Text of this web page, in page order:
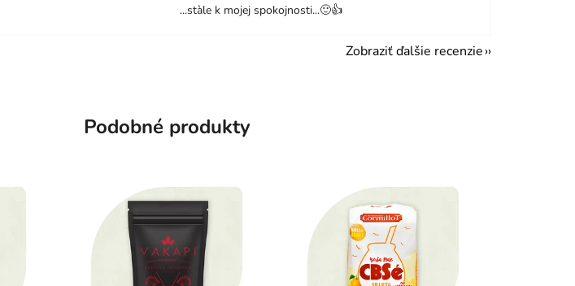
...stàle k mojej spokojnosti...🙂👍
Zobraziť ďalšie recenzie
Podobné produkty